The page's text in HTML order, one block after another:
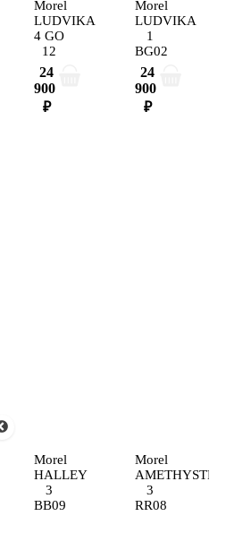
Morel
LUDVIKA
4 GO
12
24
900
₽
Morel
LUDVIKA
1
BG02
24
900
₽
Morel
HALLEY
3
BB09
Morel
AMETHYSTE
3
RR08